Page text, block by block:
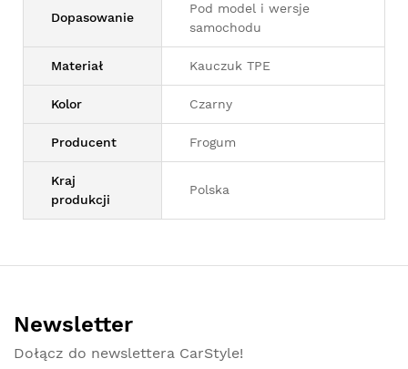
Dopasowanie
Pod model i wersje
samochodu
Materiał Kauczuk TPE
Kolor Czarny
Producent Frogum
Kraj
produkcji
Polska
Newsletter
Dołącz do newslettera CarStyle!